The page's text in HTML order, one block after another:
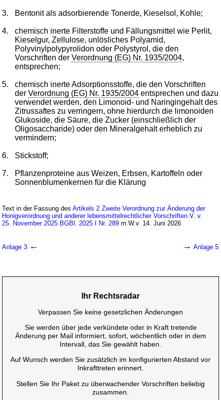
3. Bentonit als adsorbierende Tonerde, Kieselsol, Kohle;
4.
chemisch inerte Filterstoffe und Fällungsmittel wie Perlit,
Kieselgur, Zellulose, unlösliches Polyamid,
Polyvinylpolypyrolidon oder Polystyrol, die den
Vorschriften derVerordnung (EG) Nr. 1935/2004,
entsprechen;
5.
chemisch inerte Adsorptionsstoffe, die den Vorschriften
derVerordnung (EG) Nr. 1935/2004 entsprechen und dazu
verwendet werden, den Limonoid- und Naringingehalt des
Zitrussaftes zu verringern, ohne hierdurch die limonoiden
Glukoside, die Säure, die Zucker (einschließlich der
Oligosaccharide) oder den Mineralgehalt erheblich zu
vermindern;
6. Stickstoff;
7.
Pflanzenproteine aus Weizen, Erbsen, Kartoffeln oder
Sonnenblumenkernen für die Klärung
Text in der Fassung desArtikels 2 Zweite Verordnung zur Änderung der
Honigverordnung und anderer lebensmittelrechtlicher Vorschriften V. v.
25. November 2025 BGBl. 2025 I Nr. 289 m.W.v. 14. Juni 2026
Anlage 3 ← → Anlage 5
Ihr Rechtsradar
Verpassen Sie keine gesetzlichen Änderungen
Sie werden über jede verkündete oder in Kraft tretende
Änderung per Mail informiert, sofort, wöchentlich oder in dem
Intervall, das Sie gewählt haben.
Auf Wunsch werden Sie zusätzlich im konfigurierten Abstand vor
Inkrafttreten erinnert.
Stellen Sie Ihr Paket zu überwachender Vorschriften beliebig
zusammen.